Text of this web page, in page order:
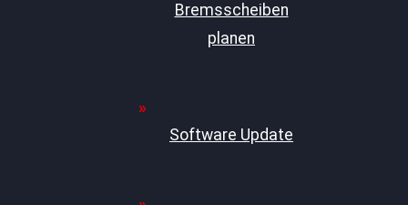
Bremsscheiben
planen
Software Update